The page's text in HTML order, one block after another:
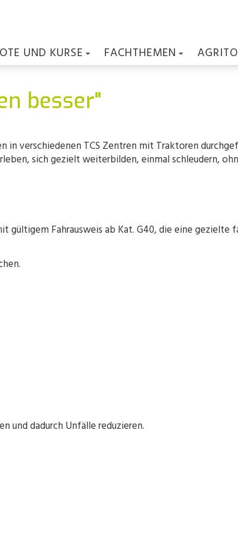
UND KURSE FACHTHEMEN
besser"
in verschiedenen TCS Zentren mit Traktoren
sich gezielt weiterbilden, einmal schleudern,
gültigem Fahrausweis ab Kat. G40, die eine
und dadurch Unfälle reduzieren.